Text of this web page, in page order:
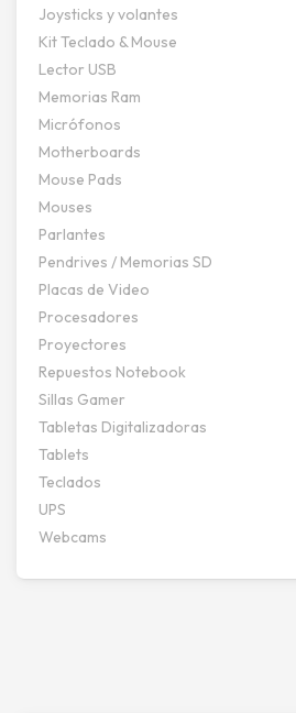
Joysticks y volantes
Kit Teclado & Mouse
Lector USB
Memorias Ram
Micrófonos
Motherboards
Mouse Pads
Mouses
Parlantes
Pendrives / Memorias SD
Placas de Video
Procesadores
Proyectores
Repuestos Notebook
Sillas Gamer
Tabletas Digitalizadoras
Tablets
Teclados
UPS
Webcams